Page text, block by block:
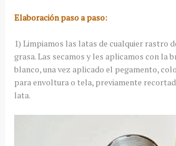
Elaboración paso a paso:
1) Limpiamos las latas de cualquier rastro
grasa. Las secamos y les aplicamos con la
blanco, una vez aplicado el pegamento,
para envoltura o tela, previamente
lata.